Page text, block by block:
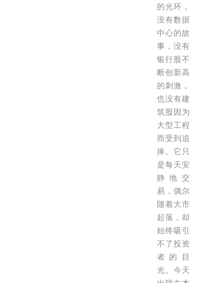
的光环，
没有数据
中心的故
事，没有
银行股不
断创新高
的刺激，
也没有建
筑股因为
大型工程
而受到追
捧。它只
是每天安
静地交
易，偶尔
随着大市
起落，却
始终吸引
不了投资
者的目
光。今天